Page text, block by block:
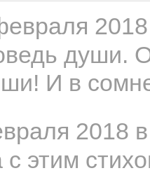
души.
И в
2018
этим